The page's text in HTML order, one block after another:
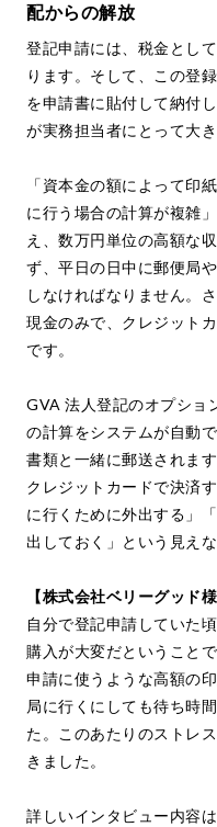
配からの解放
登記申請には、税金とし
ります。そして、この登
を申請書に貼付して納付
が実務担当者にとって大
「資本金の額によって印
に行う場合の計算が複雑
え、数万円単位の高額な
ず、平日の日中に郵便局
しなければなりません。
現金のみで、クレジット
です。
GVA 法人登記のオプショ
の計算をシステムが自動
書類と一緒に郵送されま
クレジットカードで決済
に行くために外出する」
出しておく」という見え
【株式会社ベリーグッド
自分で登記申請していた
購入が大変だということ
申請に使うような高額の
局に行くにしても待ち時
た。このあたりのストレ
きました。
詳しいインタビュー内容